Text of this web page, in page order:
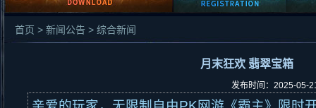
首页 > 新闻公告 > 综合新闻
月末狂欢 翡翠宝箱
发布时间：2025-